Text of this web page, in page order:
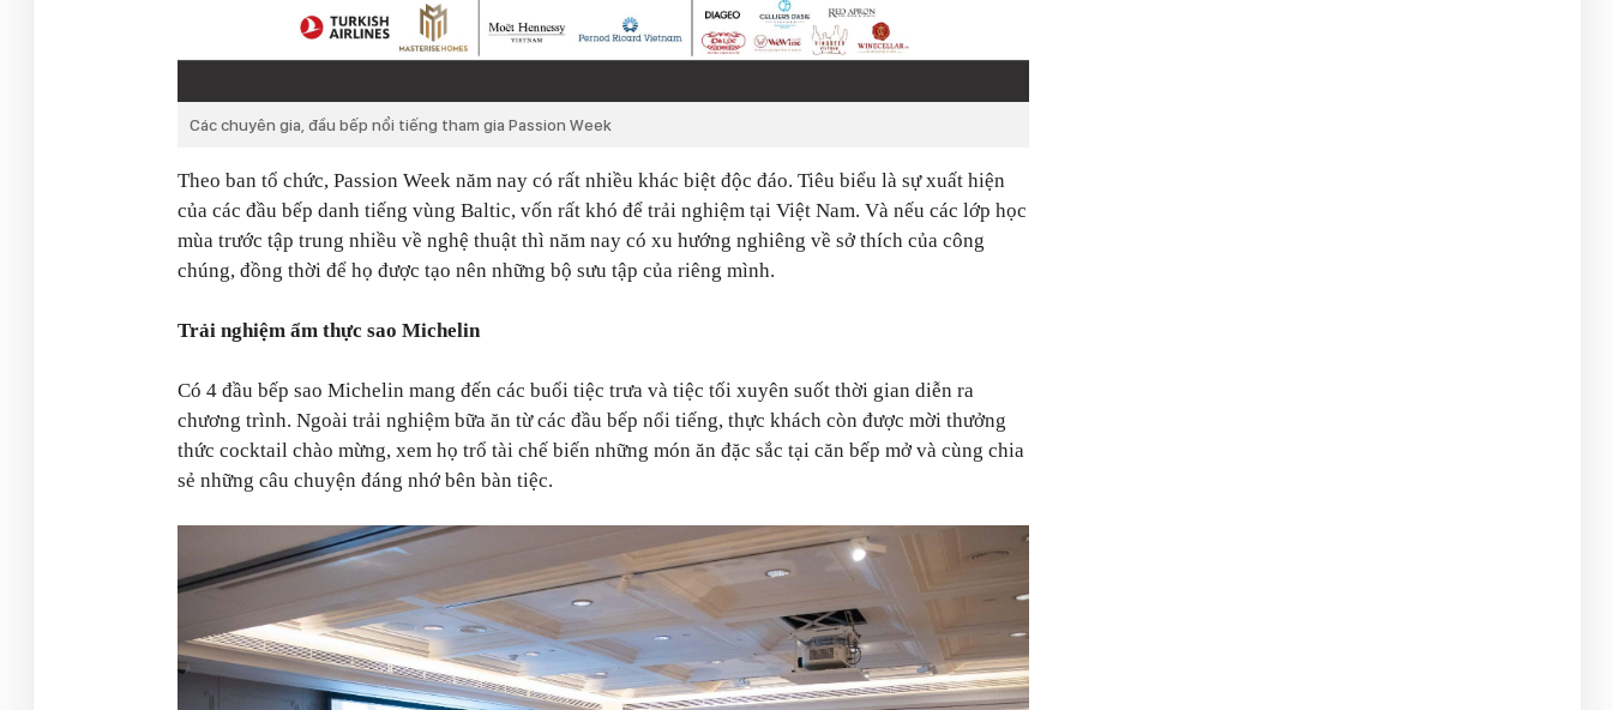
Các chuyên gia, đầu bếp nổi tiếng tham gia Passion Week
Theo ban tổ chức, Passion Week năm nay có rất nhiều khác biệt độc đáo. Tiêu biểu là sự xuất hiện
của các đầu bếp danh tiếng vùng Baltic, vốn rất khó để trải nghiệm tại Việt Nam. Và nếu các lớp học
mùa trước tập trung nhiều về nghệ thuật thì năm nay có xu hướng nghiêng về sở thích của công
chúng, đồng thời để họ được tạo nên những bộ sưu tập của riêng mình.
Trải nghiệm ẩm thực sao Michelin
Có 4 đầu bếp sao Michelin mang đến các buổi tiệc trưa và tiệc tối xuyên suốt thời gian diễn ra
chương trình. Ngoài trải nghiệm bữa ăn từ các đầu bếp nổi tiếng, thực khách còn được mời thưởng
thức cocktail chào mừng, xem họ trổ tài chế biến những món ăn đặc sắc tại căn bếp mở và cùng chia
sẻ những câu chuyện đáng nhớ bên bàn tiệc.